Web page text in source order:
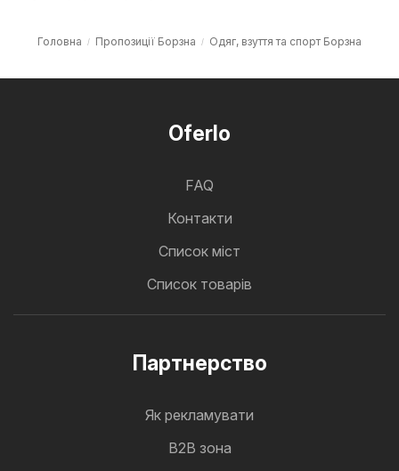
Головна Пропозиції Борзна Одяг, взуття та спорт Борзна
Oferlo
FAQ
Контакти
Cписок міст
Список товарів
Партнерство
Як рекламувати
B2B зона